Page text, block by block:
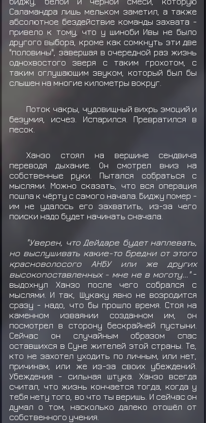
Саламандра лишь мельком заметил, а также
абсолютное бездействие команды захвата -
привело к тому, что у шиноби Ивы не было
другого выбора, кроме как сомкнуть эти две
"половины", завершая в очередной раз жизнь
однохвостого зверя с таким грохотом, с
таким оглушающим звуком, который был бы
слышен на многие километры вокруг.
Поток чакры, чудовищный вихрь эмоций и
безумия, исчез. Испарился. Превратился в
песок.
Ханзо стоял на вершине сендвича
переводя дыхание. Он смотрел вниз на
собственные руки. Пытался собраться с
мыслями. Можно сказать, что вся операция
пошла к чёрту с самого начала. Биджу помер -
им не удалось его захватить, из-за чего
поиски надо будет начинать сначала.
"Уверен, что Дейдаре будет наплевать,
но выслушивать какие-то бредни от этого
красноволосого АНБУ или же других
высокопоставленных - мне не в моготу..."-
выдохнул Ханзо после чего собрался с
мыслями. И так, Шукаку явно не возродится
сразу - надо, что бы прошло время. Стоя на
каменном изваянии созданном им, он
посмотрел в сторону бескрайней пустыни.
Сейчас он случайным образом спас
оставшихся в Суне жителей этой страны. Те,
кто не захотел уходить по личным, или нет,
причинам, или же из-за своих убеждений.
Убеждения - сильная штука. Ханзо всегда
считал, что жизнь кончается тогда, когда у
тебя нету того, во что ты веришь. И сейчас он
думал о том, насколько далеко отошёл от
собственного учения.